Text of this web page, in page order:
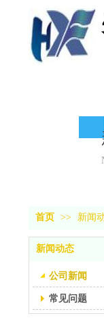
首页 >> 新闻
新闻动态
公司新闻
常见问题